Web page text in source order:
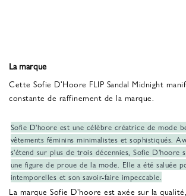
La marque
Cette Sofie D'Hoore FLIP Sandal Midnight
constante de raffinement de la marque.
Sofie D'hoore est une célèbre créatrice de mode
vêtements féminins minimalistes et sophistiqués.
s'étend sur plus de trois décennies, Sofie D'hoore
une figure de proue de la mode. Elle a été saluée
intemporelles et son savoir-faire impeccable.
La marque Sofie D'hoore est axée sur la